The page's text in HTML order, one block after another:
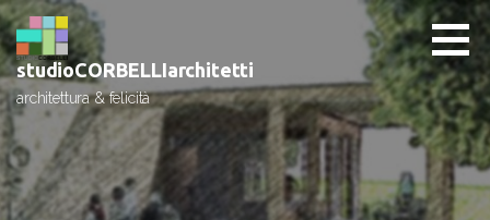
Passa
al
contenuto
studioCORBELLIarchitetti
architettura & felicità